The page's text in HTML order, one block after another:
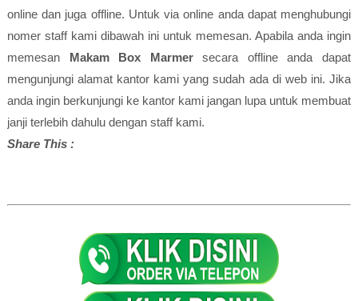
online dan juga offline. Untuk via online anda dapat menghubungi
nomer staff kami dibawah ini untuk memesan. Apabila anda ingin
memesan Makam Box Marmersecara offline anda dapat
mengunjungi alamat kantor kami yang sudah ada di web ini. Jika
anda ingin berkunjungi ke kantor kami jangan lupa untuk membuat
janji terlebih dahulu dengan staff kami.
Share This :